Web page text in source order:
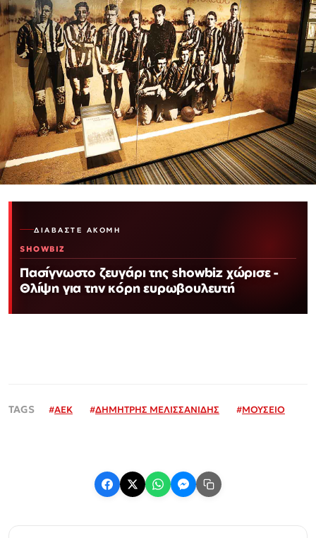
ΔΙΑΒΆΣΤΕ ΑΚΌΜΗ
SHOWBIZ
Πασίγνωστο ζευγάρι της showbiz χώρισε -
Θλίψη για την κόρη ευρωβουλευτή
#ΑΕΚ #ΔΗΜΗΤΡΗΣ ΜΕΛΙΣΣΑΝΙΔΗΣ #ΜΟΥΣΕΙΟ